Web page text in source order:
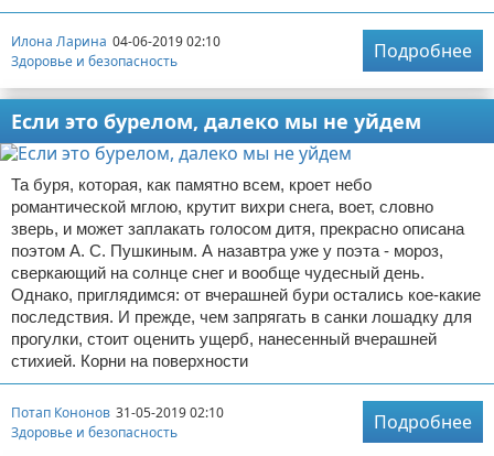
Илона Ларина 04-06-2019 02:10
Здоровье и безопасность
Подробнее
Если это бурелом, далеко мы не уйдем
Та буря, которая, как памятно всем, кроет небо
романтической мглою, крутит вихри снега, воет, словно
зверь, и может заплакать голосом дитя, прекрасно описана
поэтом А. С. Пушкиным. А назавтра уже у поэта - мороз,
сверкающий на солнце снег и вообще чудесный день.
Однако, приглядимся: от вчерашней бури остались кое-какие
последствия. И прежде, чем запрягать в санки лошадку для
прогулки, стоит оценить ущерб, нанесенный вчерашней
стихией. Корни на поверхности
Потап Кононов 31-05-2019 02:10
Здоровье и безопасность
Подробнее